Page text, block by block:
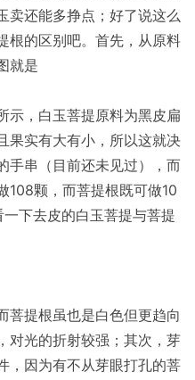
卖还能多挣点；好了说这么
根的区别吧。首先，从原料
就是
示，白玉菩提原料为黑皮扁
果实有大有小，所以这就决
手串（目前还未见过），而
108颗，而菩提根既可做10
下去皮的白玉菩提与菩提
菩提根虽也是白色但更趋向
对光的折射较强；其次，芽
，因为有不从芽眼打孔的菩